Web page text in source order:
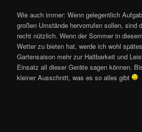
Wie auch immer: Wenn gelegentlich
großen Umstände hervorrufen sollen, sind
recht nützlich. Wenn der Sommer in
Wetter zu bieten hat, werde ich wohl
Gartensaison mehr zur Haltbarkeit und
Einsatz all dieser Geräte sagen können.
kleiner Ausschnitt, was es so alles gibt